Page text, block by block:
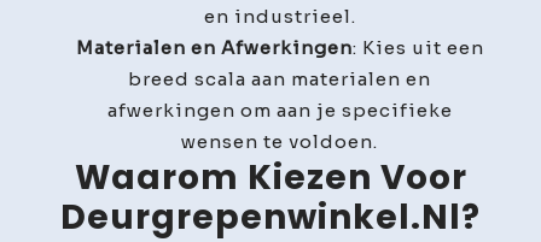
en industrieel.
Materialen en Afwerkingen: Kies uit een
breed scala aan materialen en
afwerkingen om aan je specifieke
wensen te voldoen.
Waarom Kiezen Voor
Deurgrepenwinkel.nl?